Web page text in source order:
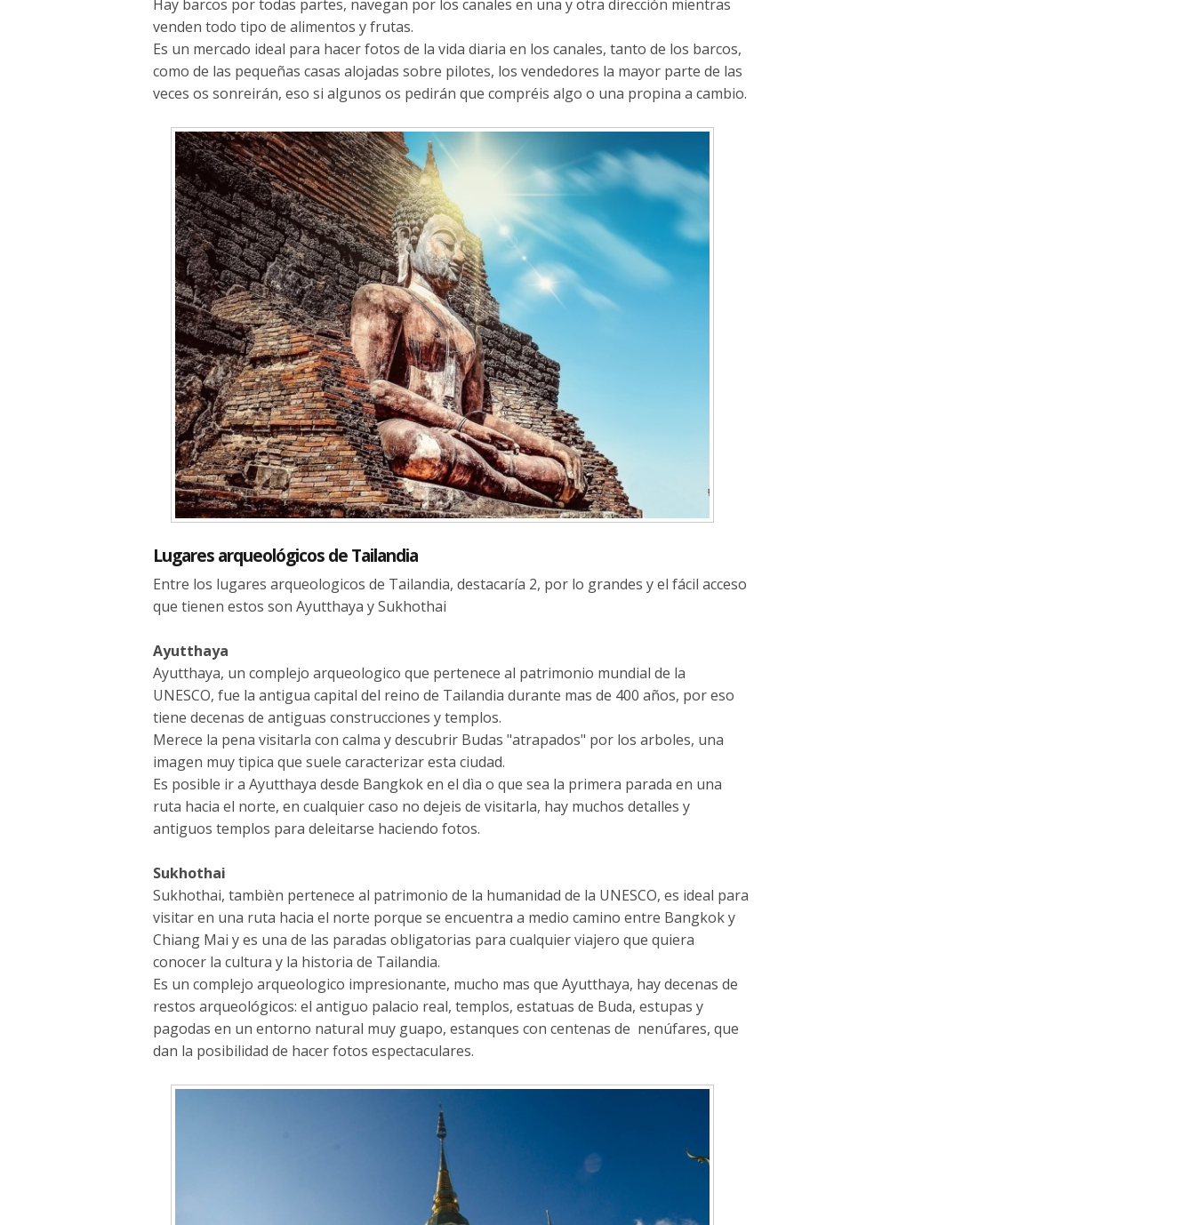
Hay barcos por todas partes, navegan por los canales en una y otra dirección mientras
venden todo tipo de alimentos y frutas.
Es un mercado ideal para hacer fotos de la vida diaria en los canales, tanto de los barcos,
como de las pequeñas casas alojadas sobre pilotes, los vendedores la mayor parte de las
veces os sonreirán, eso si algunos os pedirán que compréis algo o una propina a cambio.
Lugares arqueológicos de Tailandia
Entre los lugares arqueologicos de Tailandia, destacaría 2, por lo grandes y el fácil acceso
que tienen estos son Ayutthaya y Sukhothai
Ayutthaya
Ayutthaya, un complejo arqueologico que pertenece al patrimonio mundial de la
UNESCO, fue la antigua capital del reino de Tailandia durante mas de 400 años, por eso
tiene decenas de antiguas construcciones y templos.
Merece la pena visitarla con calma y descubrir Budas "atrapados" por los arboles, una
imagen muy tipica que suele caracterizar esta ciudad.
Es posible ir a Ayutthaya desde Bangkok en el dìa o que sea la primera parada en una
ruta hacia el norte, en cualquier caso no dejeis de visitarla, hay muchos detalles y
antiguos templos para deleitarse haciendo fotos.
Sukhothai
Sukhothai, tambièn pertenece al patrimonio de la humanidad de la UNESCO, es ideal para
visitar en una ruta hacia el norte porque se encuentra a medio camino entre Bangkok y
Chiang Mai y es una de las paradas obligatorias para cualquier viajero que quiera
conocer la cultura y la historia de Tailandia.
Es un complejo arqueologico impresionante, mucho mas que Ayutthaya, hay decenas de
restos arqueológicos: el antiguo palacio real, templos, estatuas de Buda, estupas y
pagodas en un entorno natural muy guapo, estanques con centenas de nenúfares, que
dan la posibilidad de hacer fotos espectaculares.